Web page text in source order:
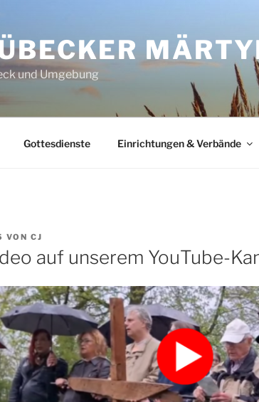
und Umgebung
Gottesdienste Einrichtungen & Verbände
VON CJ
auf unserem YouTube-